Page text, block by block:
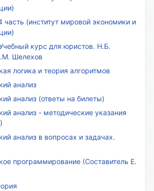
часть (институт мировой экономики и
курс для юристов. Н.Б.
Шелехов
логика и теория алгоритмов
анализ
анализ (ответы на билеты)
анализ - методические указания
анализ в вопросах и задачах.
программирование (Составитель Е.